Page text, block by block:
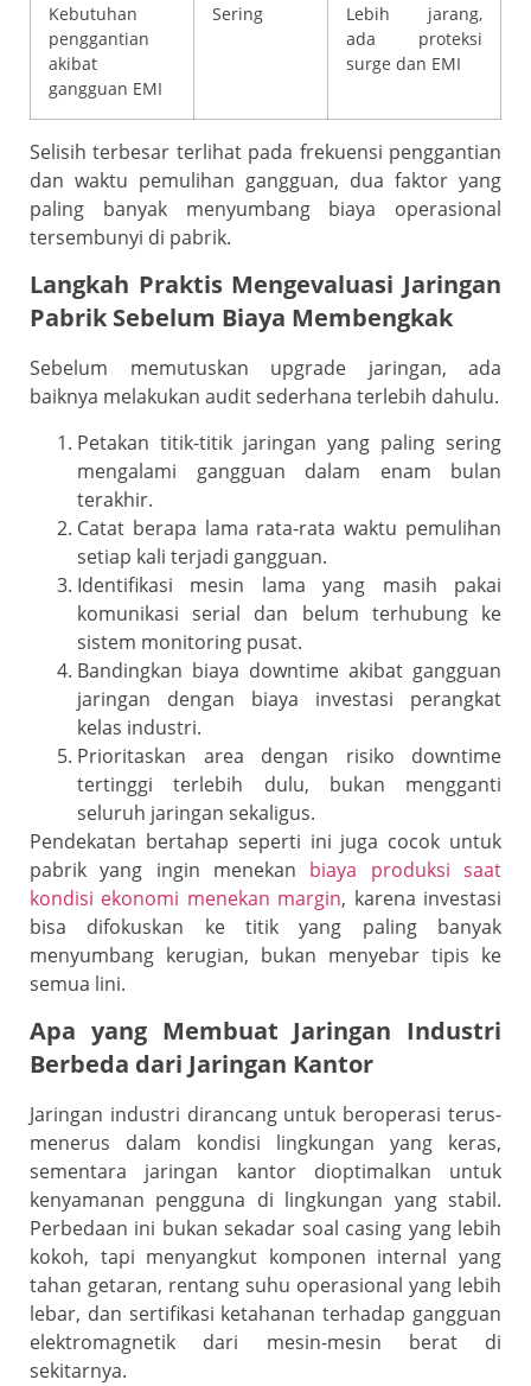
Kebutuhan
penggantian
akibat
gangguan EMI
Sering
Lebih jarang,
ada proteksi
surge dan EMI
Selisih terbesar terlihat pada frekuensi penggantian
dan waktu pemulihan gangguan, dua faktor yang
paling banyak menyumbang biaya operasional
tersembunyi di pabrik.
Langkah Praktis Mengevaluasi Jaringan
Pabrik Sebelum Biaya Membengkak
Sebelum memutuskan upgrade jaringan, ada
baiknya melakukan audit sederhana terlebih dahulu.
Petakan titik-titik jaringan yang paling sering
mengalami gangguan dalam enam bulan
terakhir.
Catat berapa lama rata-rata waktu pemulihan
setiap kali terjadi gangguan.
Identifikasi mesin lama yang masih pakai
komunikasi serial dan belum terhubung ke
sistem monitoring pusat.
Bandingkan biaya downtime akibat gangguan
jaringan dengan biaya investasi perangkat
kelas industri.
Prioritaskan area dengan risiko downtime
tertinggi terlebih dulu, bukan mengganti
seluruh jaringan sekaligus.
Pendekatan bertahap seperti ini juga cocok untuk
pabrik yang ingin menekan biaya produksi saat
kondisi ekonomi menekan margin, karena investasi
bisa difokuskan ke titik yang paling banyak
menyumbang kerugian, bukan menyebar tipis ke
semua lini.
Apa yang Membuat Jaringan Industri
Berbeda dari Jaringan Kantor
Jaringan industri dirancang untuk beroperasi terus-
menerus dalam kondisi lingkungan yang keras,
sementara jaringan kantor dioptimalkan untuk
kenyamanan pengguna di lingkungan yang stabil.
Perbedaan ini bukan sekadar soal casing yang lebih
kokoh, tapi menyangkut komponen internal yang
tahan getaran, rentang suhu operasional yang lebih
lebar, dan sertifikasi ketahanan terhadap gangguan
elektromagnetik dari mesin-mesin berat di
sekitarnya.